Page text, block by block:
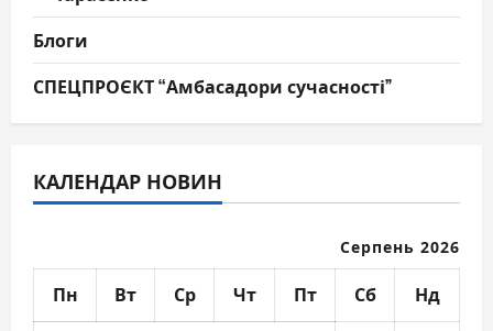
Блоги
СПЕЦПРОЄКТ “Амбасадори сучасності”
КАЛЕНДАР НОВИН
Серпень 2026
Пн Вт Ср Чт Пт Сб Нд